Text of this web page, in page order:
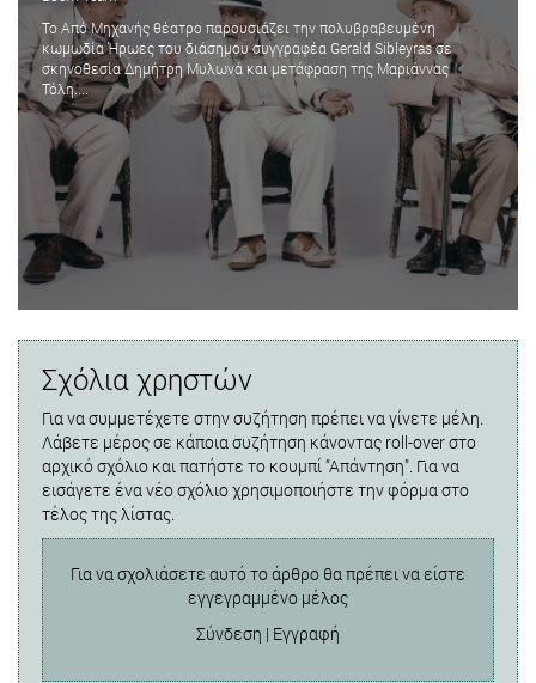
Το Από Μηχανής θέατρο παρουσιάζει την πολυβραβευμένη
κωμωδία Ήρωες του διάσημου συγγραφέα Gerald Sibleyras σε
σκηνοθεσία Δημήτρη Μυλωνά και μετάφραση της Μαριάννας
Τόλη....
Σχόλια χρηστών
Για να συμμετέχετε στην συζήτηση πρέπει να γίνετε μέλη.
Λάβετε μέρος σε κάποια συζήτηση κάνοντας roll-over στο
αρχικό σχόλιο και πατήστε το κουμπί "Απάντηση". Για να
εισάγετε ένα νέο σχόλιο χρησιμοποιήστε την φόρμα στο
τέλος της λίστας.
Για να σχολιάσετε αυτό το άρθρο θα πρέπει να είστε
εγγεγραμμένο μέλος
Σύνδεση | Εγγραφή